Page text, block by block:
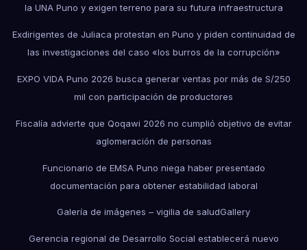
la UNA Puno y exigen terreno para su futura infraestructura
Exdirigentes de Juliaca protestan en Puno y piden continuidad de
las investigaciones del caso «los burros de la corrupción»
EXPO VIDA Puno 2026 busca generar ventas por más de S/250
mil con participación de productores
Fiscalía advierte que Qoqawi 2026 no cumplió objetivo de evitar
aglomeración de personas
Funcionario de EMSA Puno niega haber presentado
documentación para obtener estabilidad laboral
Galería de imágenes – vigilia de saludGallery
Gerencia regional de Desarrollo Social establecerá nuevo